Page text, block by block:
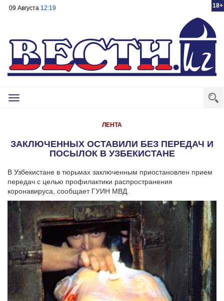
18+
09 Августа 12:19
Toggle
ЛЕНТА
ЗАКЛЮЧЕННЫХ ОСТАВИЛИ БЕЗ ПЕРЕДАЧ И
ПОСЫЛОК В УЗБЕКИСТАНЕ
В Узбекистане в тюрьмах заключенным приостановлен прием
передач с целью профилактики распространения
коронавируса, сообщает ГУИН МВД.